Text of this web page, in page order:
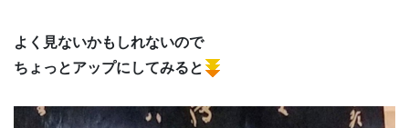
よく見ないかもしれないので
ちょっとアップにしてみると